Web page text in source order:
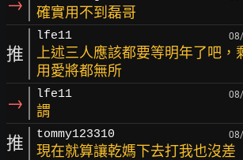
→ 確實用不到磊哥
推
lfe11
上述三人應該都要等明年了吧，
用愛將都無所
→ lfe11
謂
推 tommy123310
現在就算讓乾媽下去打我也沒差